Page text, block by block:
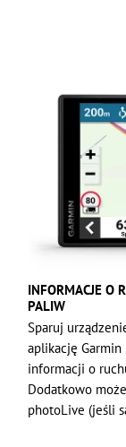
INFORMACJE O
PALIW
Sparuj
aplikację Garmin
informacji o
Dodatkowo
photoLive (jeśli